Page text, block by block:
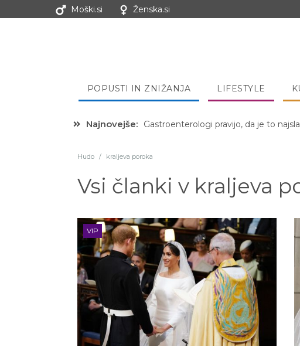
Moški.si Ženska.si
POPUSTI IN ZNIŽANJA LIFESTYLE
Najnovejše: Hibernacijska dieta: Zakaj je pred
Hudo / kraljeva poroka
Vsi članki v kraljeva
VIP